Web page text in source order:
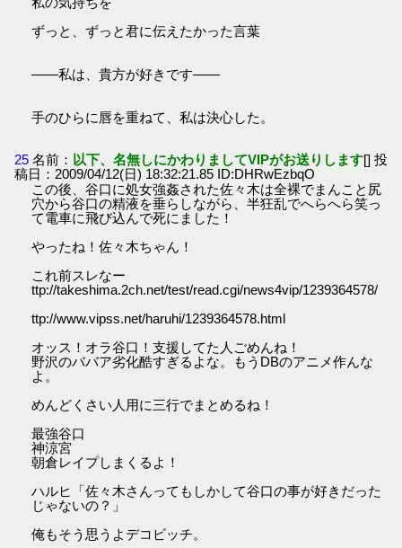
ずっと、ずっと君に伝えたかった言葉
――私は、貴方が好きです――
手のひらに唇を重ねて、私は決心した。
25 名前： 以下、名無しにかわりましてVIPがお送りします[] 投
稿日：2009/04/12(日) 18:32:21.85 ID:DHRwEzbqO
この後、谷口に処女強姦された佐々木は全裸でまんこと尻
穴から谷口の精液を垂らしながら、半狂乱でへらへら笑っ
て電車に飛び込んで死にました！
やったね！佐々木ちゃん！
これ前スレなー
ttp://takeshima.2ch.net/test/read.cgi/news4vip/1239364578/
ttp://www.vipss.net/haruhi/1239364578.html
オッス！オラ谷口！支援してた人ごめんね！
野沢のババア劣化酷すぎるよな。もうDBのアニメ作んな
よ。
めんどくさい人用に三行でまとめるね！
最強谷口
神涼宮
朝倉レイプしまくるよ！
ハルヒ「佐々木さんってもしかして谷口の事が好きだった
じゃないの？」
俺もそう思うよデコビッチ。